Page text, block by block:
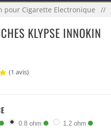
pour Cigarette Electronique
KLYPSE INNOKIN
(1 avis)
0.8 ohm 1.2 ohm